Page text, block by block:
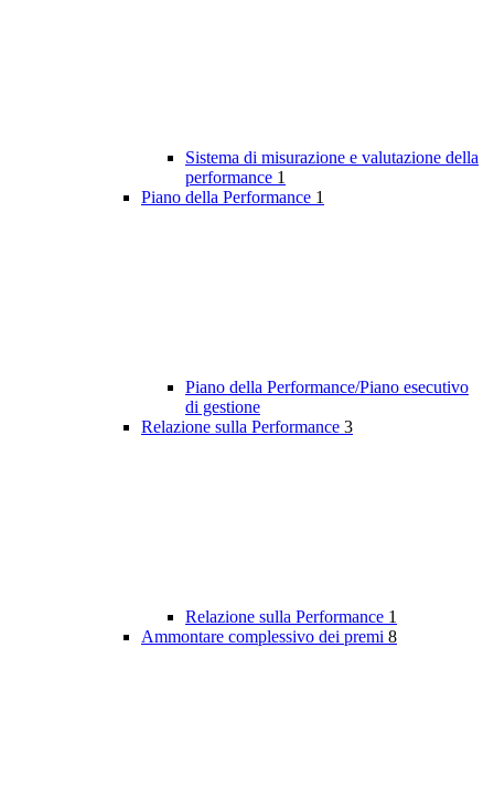
Sistema di misurazione e valutazione della
performance 1
Piano della Performance 1
Piano della Performance/Piano esecutivo
di gestione
Relazione sulla Performance 3
Relazione sulla Performance 1
Ammontare complessivo dei premi 8